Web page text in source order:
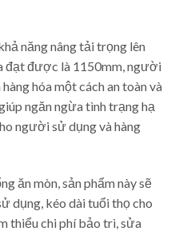
năng nâng tải trọng lên
đạt được là 1150mm, người
hóa một cách an toàn và
ngăn ngừa tình trạng hạ
người sử dụng và hàng
ăn mòn, sản phẩm này sẽ
dụng, kéo dài tuổi thọ cho
thiểu chi phí bảo trì, sửa